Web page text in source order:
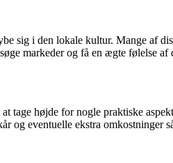
sig i den lokale kultur. Mange af
markeder og få en ægte følelse
tage højde for nogle praktiske
og eventuelle ekstra omkostninger